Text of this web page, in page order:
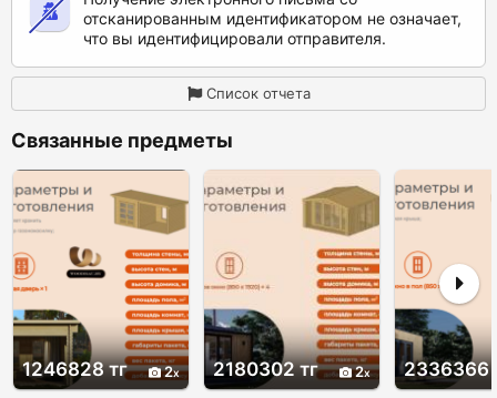
отсканированным идентификатором не означает,
что вы идентифицировали отправителя.
Список отчета
Связанные предметы
1246828 тг 2 2180302 тг 2 2336366